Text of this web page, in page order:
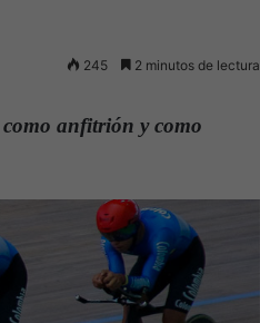
245 2 minutos de lectura
anfitrión y como